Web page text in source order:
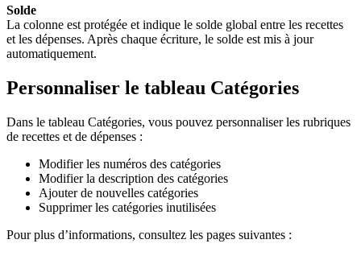
Solde
La colonne est protégée et indique le solde global entre les recettes
et les dépenses. Après chaque écriture, le solde est mis à jour
automatiquement.
Personnaliser le tableau Catégories
Dans le tableau Catégories, vous pouvez personnaliser les rubriques
de recettes et de dépenses :
Modifier les numéros des catégories
Modifier la description des catégories
Ajouter de nouvelles catégories
Supprimer les catégories inutilisées
Pour plus d’informations, consultez les pages suivantes :